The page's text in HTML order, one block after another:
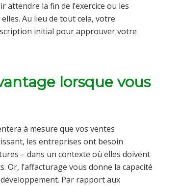
la fin de l’exercice ou les
Au lieu de tout cela, votre
initial pour approuver votre
lorsque vous
à mesure que vos ventes
les entreprises ont besoin
– dans un contexte où elles doivent
l’affacturage vous donne la capacité
Par rapport aux